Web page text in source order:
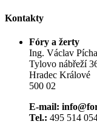
Kontakty
Fóry a žerty
Ing. Václav Pícha
Tylovo nábřeží
Hradec Králové
500 02
E-mail:
Tel.: 495 514